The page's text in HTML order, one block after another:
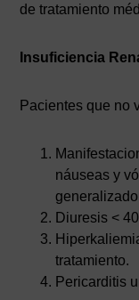
de tratamiento
Insuficiencia
Pacientes que no
náuseas y
Diuresis <
tratamiento.
Pericarditis